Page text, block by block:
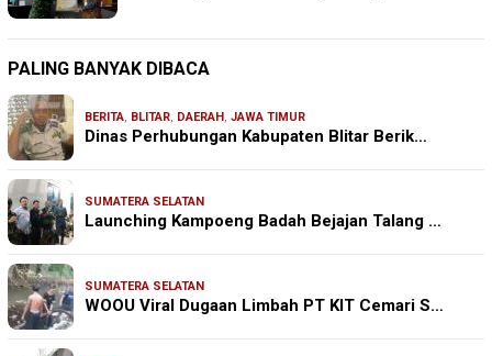
PALING BANYAK DIBACA
BERITA, BLITAR, DAERAH , JAWA TIMUR
Dinas Perhubungan Kabupaten Blitar Berik…
SUMATERA SELATAN
Launching Kampoeng Badah Bejajan Talang …
SUMATERA SELATAN
WOOU Viral Dugaan Limbah PT KIT Cemari S…